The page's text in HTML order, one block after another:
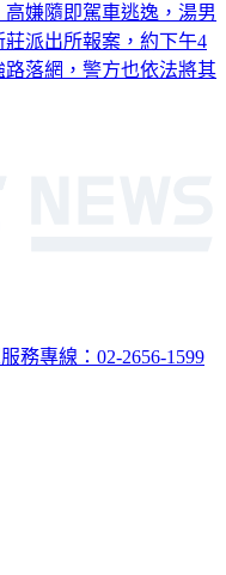
嫌隨即駕車逃逸，湯男
派出所報案，約下午4
落網，警方也依法將其
務專線：02-2656-1599